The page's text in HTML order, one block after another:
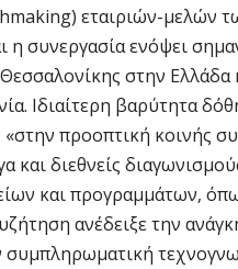
εταιριών-
η συνεργασία ενόψει
στην Ελλάδα
Ιδιαίτερη βαρύτητα
προοπτική κοινής
και διεθνείς
και προγραμμάτων,
ανέδειξε την
συμπληρωματική